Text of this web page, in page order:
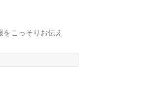
こっそりお伝え